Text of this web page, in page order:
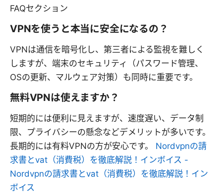
FAQセクション
VPNを使うと本当に安全になるの？
VPNは通信を暗号化し、第三者による監視を難しく
しますが、端末のセキュリティ（パスワード管理、
OSの更新、マルウェア対策）も同時に重要です。
無料VPNは使えますか？
短期的には便利に見えますが、速度遅い、データ制
限、プライバシーの懸念などデメリットが多いです。
長期的には有料VPNの方が安心です。 Nordvpnの請
求書とvat（消費税）を徹底解説！インボイス -
Nordvpnの請求書とvat（消費税）を徹底解説！イン
ボイス